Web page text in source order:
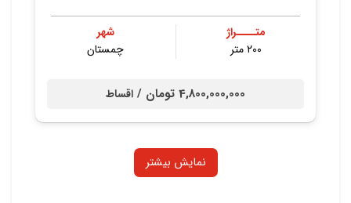
متــــراژ
۲۰۰ متر
شهر
چمستان
4,800,000,000 تومان / اقساط
نمایش بیشتر